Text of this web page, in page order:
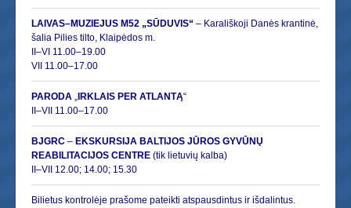
LAIVAS–MUZIEJUS M52 „SŪDUVIS“ – Karališkoji Danės krantinė,
šalia Pilies tilto, Klaipėdos m.
II–VI 11.00–19.00
VII 11.00–17.00
PARODA „ IRKLAIS PER ATLANTĄ“
II–VII 11.00–17.00
BJGRC – EKSKURSIJA BALTIJOS JŪROS GYVŪNŲ
REABILITACIJOS CENTRE (tik lietuvių kalba)
II–VII 12.00; 14.00; 15.30
Bilietus kontrolėje prašome pateikti atspausdintus ir išdalintus.